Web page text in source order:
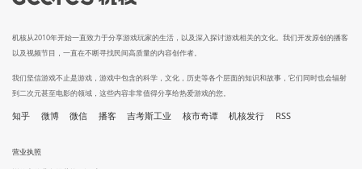
机核从2010年开始一直致力于分享游戏玩家的生活，以及深入探讨游戏相关的文化。我们开发原创的播客
以及视频节目，一直在不断寻找民间高质量的内容创作者。
我们坚信游戏不止是游戏，游戏中包含的科学，文化，历史等各个层面的知识和故事，它们同时也会辐射
到二次元甚至电影的领域，这些内容非常值得分享给热爱游戏的您。
知乎 微博 微信 播客 吉考斯工业 核市奇谭 机核发行 RSS
营业执照